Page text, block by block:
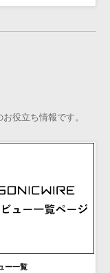
役立ち情報です。
ー一覧